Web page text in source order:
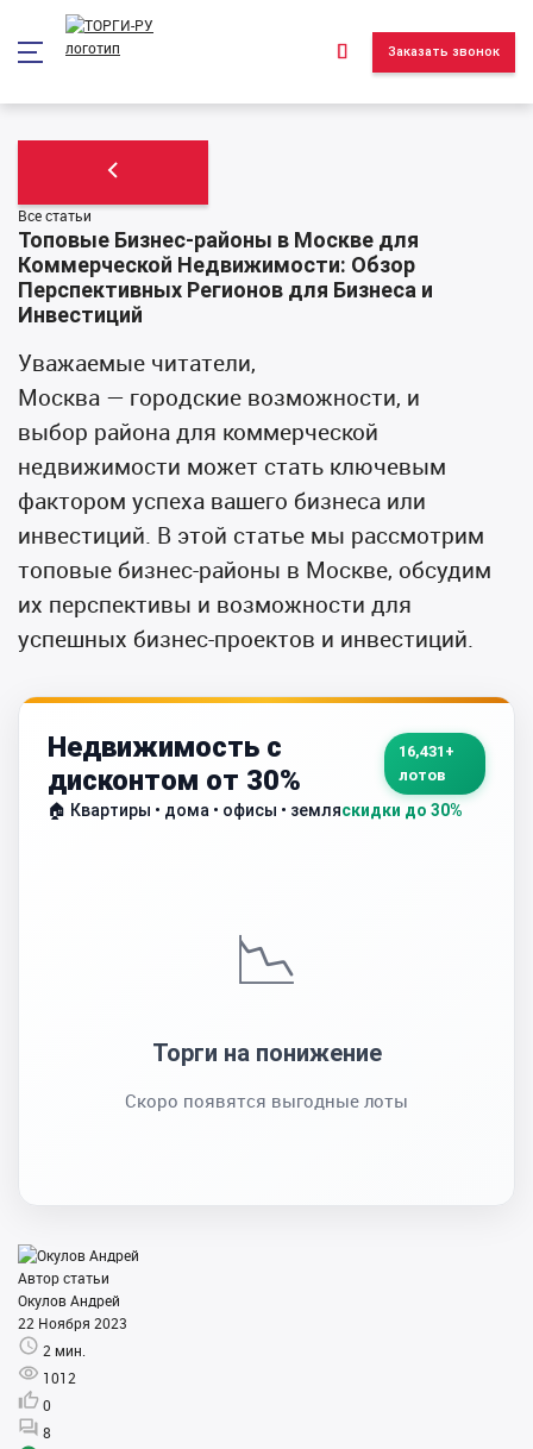
Заказать звонок
Все статьи
Топовые Бизнес-районы в Москве для
Коммерческой Недвижимости: Обзор
Перспективных Регионов для Бизнеса и
Инвестиций
Уважаемые читатели,
Москва — городские возможности, и
выбор района для коммерческой
недвижимости может стать ключевым
фактором успеха вашего бизнеса или
инвестиций. В этой статье мы рассмотрим
топовые бизнес-районы в Москве, обсудим
их перспективы и возможности для
успешных бизнес-проектов и инвестиций.
Недвижимость с
дисконтом от 30%
16,431+
лотов
🏠 Квартиры • дома • офисы • земляскидки до 30%
📉
Торги на понижение
Скоро появятся выгодные лоты
Автор статьи
Окулов Андрей
22 Ноября 2023
2 мин.
1012
0
8